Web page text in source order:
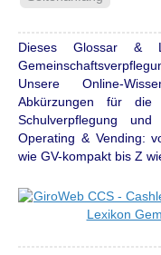
Dieses Glossar
Unsere Online-
Abkürzungen für die
Schulverpflegung
Operating & Vending:
wie GV-kompakt bis Z